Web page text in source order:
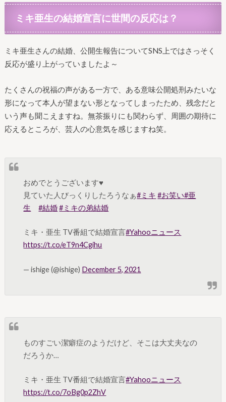
ミキ亜生の結婚宣言に世間の反応は？
ミキ亜生さんの結婚、公開生報告についてSNS上ではさっそく
反応が盛り上がっていましたよ～
たくさんの祝福の声がある一方で、ある意味公開処刑みたいな
形になって本人が望まない形となってしまったため、残念だと
いう声も聞こえますね。無茶振りにも関わらず、周囲の期待に
応えるところが、芸人の心意気を感じますね笑。
おめでとうございます♥
見ていた人びっくりしたろうなぁ#ミキ #お笑い#亜
生
#結婚 #ミキの弟結婚
ミキ・亜生 TV番組で結婚宣言#Yahooニュース
https://t.co/eT9n4Cgihu
— ishige (@ishige) December 5, 2021
ものすごい潔癖症のようだけど、そこは大丈夫なの
だろうか…
ミキ・亜生 TV番組で結婚宣言#Yahooニュース
https://t.co/7oBg0p2ZhV